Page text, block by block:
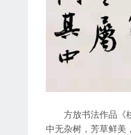
方放书法作品《桃
中无杂树，芳草鲜美